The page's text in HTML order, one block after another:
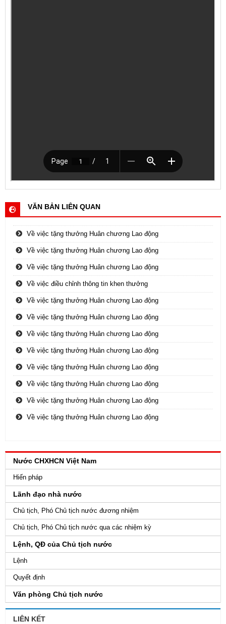
VĂN BẢN LIÊN QUAN
Về việc tặng thưởng Huân chương Lao động
Về việc tặng thưởng Huân chương Lao động
Về việc tặng thưởng Huân chương Lao động
Về việc điều chỉnh thông tin khen thưởng
Về việc tặng thưởng Huân chương Lao động
Về việc tặng thưởng Huân chương Lao động
Về việc tặng thưởng Huân chương Lao động
Về việc tặng thưởng Huân chương Lao động
Về việc tặng thưởng Huân chương Lao động
Về việc tặng thưởng Huân chương Lao động
Về việc tặng thưởng Huân chương Lao động
Về việc tặng thưởng Huân chương Lao động
Nước CHXHCN Việt Nam
Hiến pháp
Lãnh đạo nhà nước
Chủ tịch, Phó Chủ tịch nước đương nhiệm
Chủ tịch, Phó Chủ tịch nước qua các nhiệm kỳ
Lệnh, QĐ của Chủ tịch nước
Lệnh
Quyết định
Văn phòng Chủ tịch nước
LIÊN KẾT